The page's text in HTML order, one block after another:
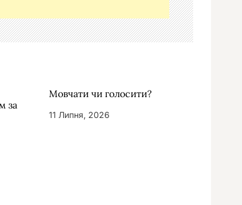
за
Мовчати чи голосити?
11 Липня, 2026